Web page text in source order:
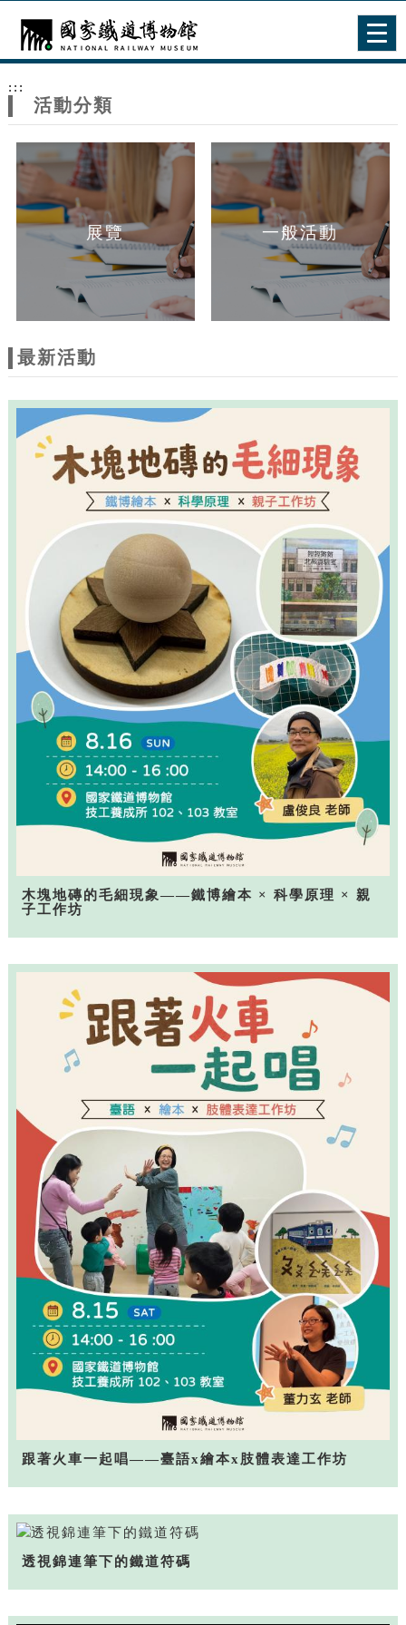
網
站
主
題
:::
活動分類
展覽 一般活動
最新活動
木塊地磚的毛細現象——鐵博繪本 × 科學原理 × 親
子工作坊
跟著火車一起唱——臺語x繪本x肢體表達工作坊
透視錦連筆下的鐵道符碼